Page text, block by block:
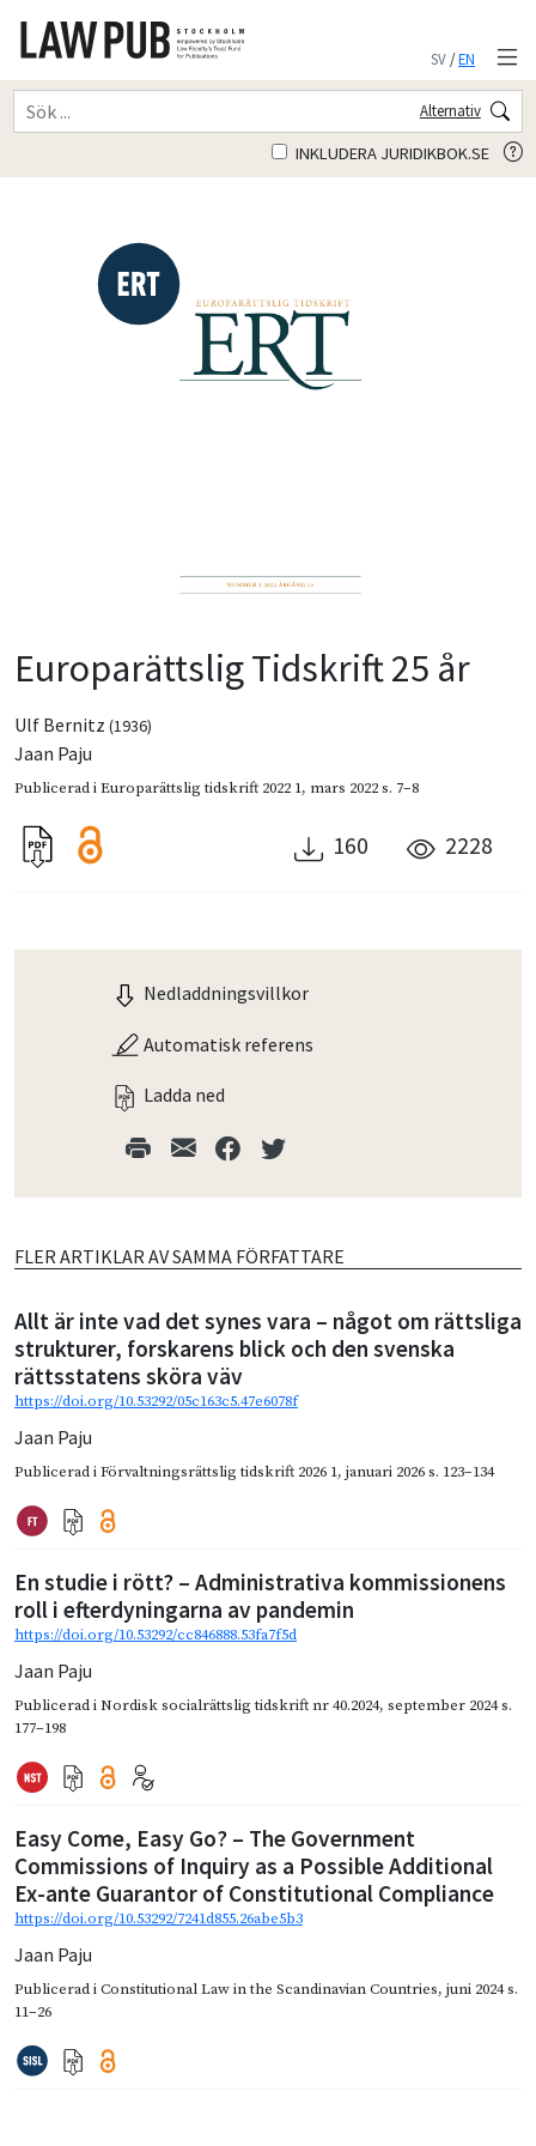
SV/EN
Alternativ
INKLUDERA JURIDIKBOK.SE
Europarättslig Tidskrift 25 år
Ulf Bernitz (1936)
Jaan Paju
Publicerad iEuroparättslig tidskrift 2022 1, mars 2022s. 7–8
160 2228
Nedladdningsvillkor
Automatisk referens
Ladda ned
FLER ARTIKLAR AV SAMMA FÖRFATTARE
Allt är inte vad det synes vara – något om rättsliga
strukturer, forskarens blick och den svenska
rättsstatens sköra väv
https://doi.org/10.53292/05c163c5.47e6078f
Jaan Paju
Publicerad iFörvaltningsrättslig tidskrift 2026 1, januari 2026s. 123–134
En studie i rött? – Administrativa kommissionens
roll i efterdyningarna av pandemin
https://doi.org/10.53292/cc846888.53fa7f5d
Jaan Paju
Publicerad iNordisk socialrättslig tidskrift nr 40.2024, september 2024s.
177–198
Easy Come, Easy Go? – The Government
Commissions of Inquiry as a Possible Additional
Ex-ante Guarantor of Constitutional Compliance
https://doi.org/10.53292/7241d855.26abe5b3
Jaan Paju
Publicerad iConstitutional Law in the Scandinavian Countries, juni 2024s.
11–26